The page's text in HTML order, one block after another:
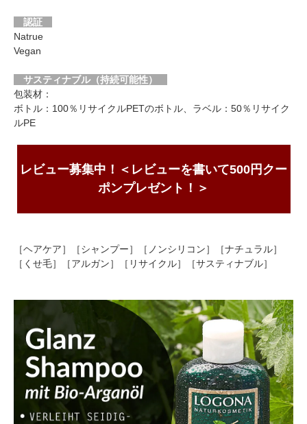
認証
Natrue
Vegan
サスティナブル（持続可能性）
包装材：
ボトル：100％リサイクルPETのボトル、ラベル：50％リサイク
ルPE
レビュー募集中！＜レビューを書いて500円クー
ポンプレゼント！＞
［ヘアケア］［シャンプー］［ノンシリコン］［ナチュラル］
［くせ毛］［アルガン］［リサイクル］［サスティナブル］